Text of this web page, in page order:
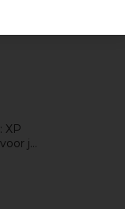
XP
je
je